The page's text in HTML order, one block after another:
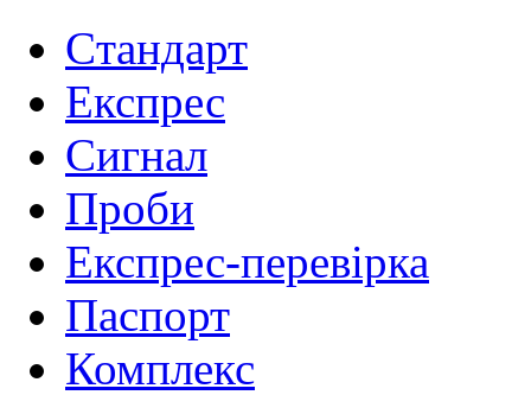
Cтандарт
Експрес
Сигнал
Проби
Експрес-перевірка
Паспорт
Комплекс